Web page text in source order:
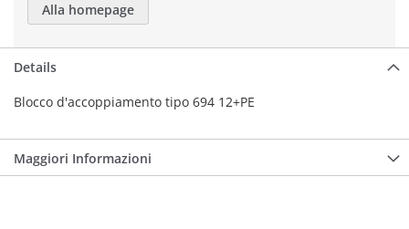
Alla homepage
Details
Blocco d'accoppiamento tipo 694 12+PE
Maggiori Informazioni